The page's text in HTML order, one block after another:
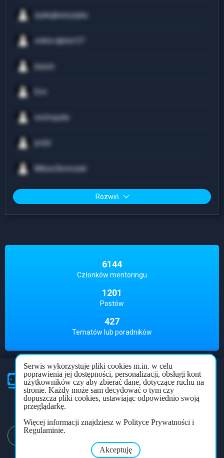
zyskujbezryzyka
online.alpha127
lysyzz
noctropolis
Milosz.Boreczek
Rozwiń
6144
Członków mentoringu
1201
Postów
427
Tematów lub poradników
Polityka prywatności Regulamin Forum
Partner
mentoringu
REJESTRACJA
Serwis wykorzystuje pliki cookies m.in. w celu
poprawienia jej dostępności, personalizacji, obsługi kont
użytkowników czy aby zbierać dane, dotyczące ruchu na
stronie. Każdy może sam decydować o tym czy
dopuszcza pliki cookies, ustawiając odpowiednio swoją
przeglądarkę.
Więcej informacji znajdziesz w Polityce Prywatności i
Regulaminie.
Akceptuję